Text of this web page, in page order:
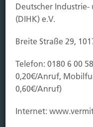
Leben
Vorsorgen
Kauf Grundstück
Baubeginn
Einzug/Vermietung
Deutscher
(DIHK) e.V.
Breite Straße 29,
Telefon: 0180 6 00
0,20€/Anruf,
0,60€/Anruf)
Internet: